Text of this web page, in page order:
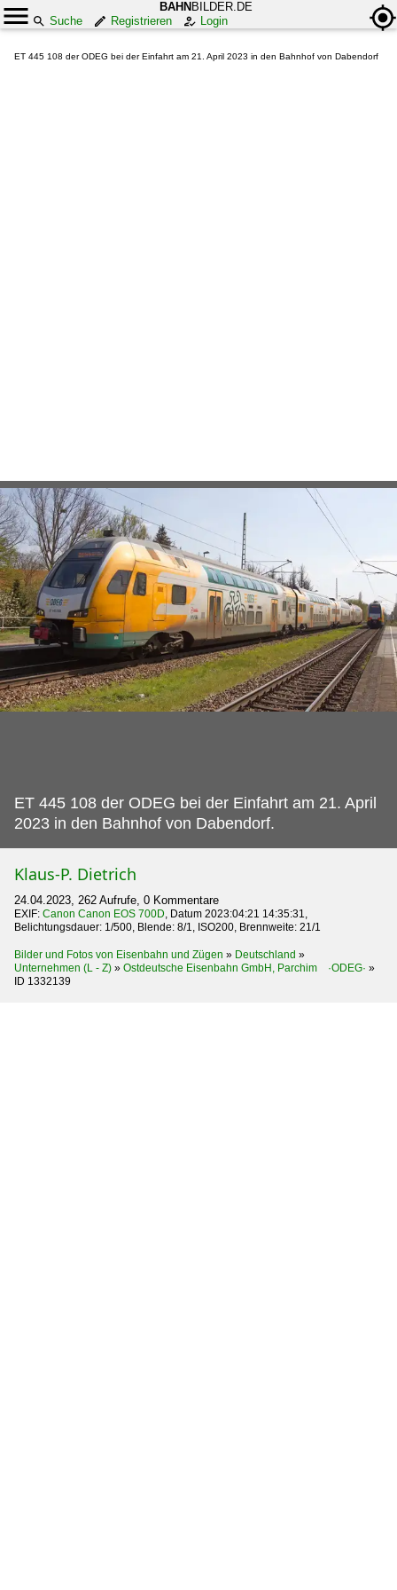
BAHN BILDER.DE
Suche
Registrieren Login
ET 445 108 der ODEG bei der Einfahrt am 21. April 2023 in den Bahnhof von Dabendorf
ET 445 108 der ODEG bei der Einfahrt am 21. April
2023 in den Bahnhof von Dabendorf.
Klaus-P. Dietrich
24.04.2023, 262 Aufrufe, 0 Kommentare
EXIF: Canon Canon EOS 700D, Datum 2023:04:21 14:35:31,
Belichtungsdauer: 1/500, Blende: 8/1, ISO200, Brennweite: 21/1
Bilder und Fotos von Eisenbahn und Zügen » Deutschland »
Unternehmen (L - Z) » Ostdeutsche Eisenbahn GmbH, Parchim ·ODEG· »
ID 1332139